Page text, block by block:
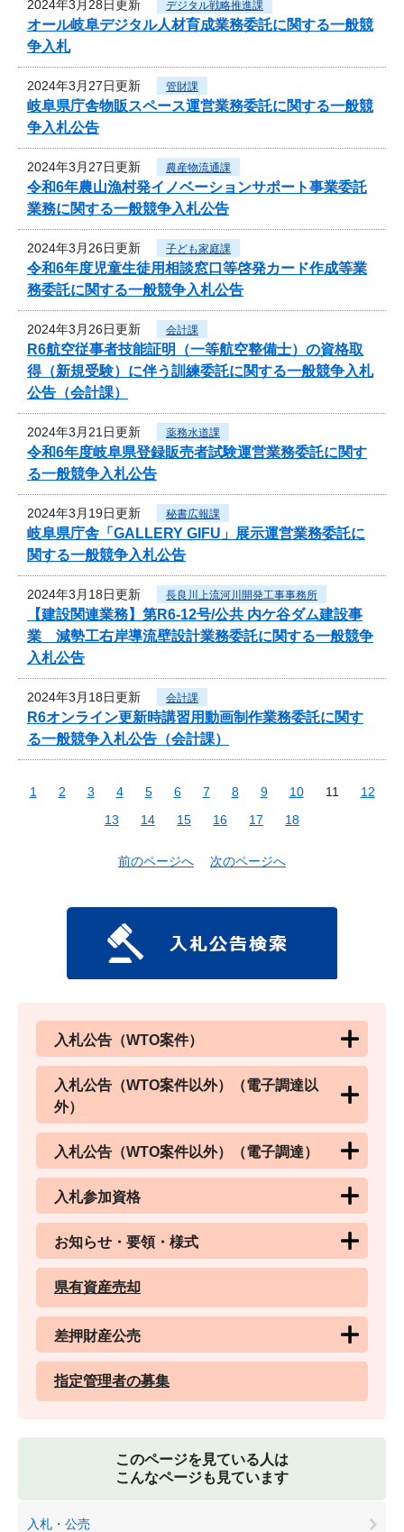
2024年3月28日更新 デジタル戦略推進課
オール岐阜デジタル人材育成業務委託に関する一般競
争入札
2024年3月27日更新 管財課
岐阜県庁舎物販スペース運営業務委託に関する一般競
争入札公告
2024年3月27日更新 農産物流通課
令和6年農山漁村発イノベーションサポート事業委託
業務に関する一般競争入札公告
2024年3月26日更新 子ども家庭課
令和6年度児童生徒用相談窓口等啓発カード作成等業
務委託に関する一般競争入札公告
2024年3月26日更新 会計課
R6航空従事者技能証明（一等航空整備士）の資格取
得（新規受験）に伴う訓練委託に関する一般競争入札
公告（会計課）
2024年3月21日更新 薬務水道課
令和6年度岐阜県登録販売者試験運営業務委託に関す
る一般競争入札公告
2024年3月19日更新 秘書広報課
岐阜県庁舎「GALLERY GIFU」展示運営業務委託に
関する一般競争入札公告
2024年3月18日更新 長良川上流河川開発工事事務所
【建設関連業務】第R6-12号/公共 内ケ谷ダム建設事
業 減勢工右岸導流壁設計業務委託に関する一般競争
入札公告
2024年3月18日更新 会計課
R6オンライン更新時講習用動画制作業務委託に関す
る一般競争入札公告（会計課）
1 2 3 4 5 6 7 8 9 10 11
12
13
14 15 16 17 18
前のページへ 次のページへ
入札公告（WTO案件）
入札公告（WTO案件以外）（電子調達以
外）
入札公告（WTO案件以外）（電子調達）
入札参加資格
お知らせ・要領・様式
県有資産売却
差押財産公売
指定管理者の募集
このページを見ている人は
こんなページも見ています
入札・公売